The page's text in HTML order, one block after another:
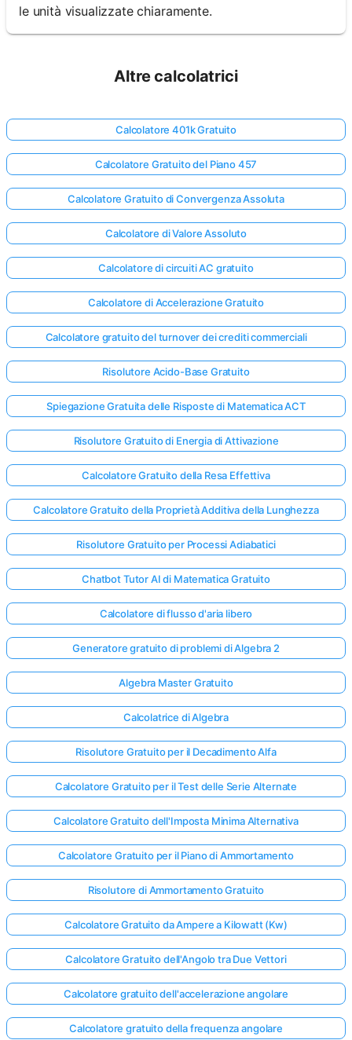
le unità visualizzate chiaramente.
Altre calcolatrici
Calcolatore 401k Gratuito
Calcolatore Gratuito del Piano 457
Calcolatore Gratuito di Convergenza Assoluta
Calcolatore di Valore Assoluto
Calcolatore di circuiti AC gratuito
Calcolatore di Accelerazione Gratuito
Calcolatore gratuito del turnover dei crediti commerciali
Risolutore Acido-Base Gratuito
Spiegazione Gratuita delle Risposte di Matematica ACT
Risolutore Gratuito di Energia di Attivazione
Calcolatore Gratuito della Resa Effettiva
Calcolatore Gratuito della Proprietà Additiva della Lunghezza
Risolutore Gratuito per Processi Adiabatici
Chatbot Tutor AI di Matematica Gratuito
Calcolatore di flusso d'aria libero
Generatore gratuito di problemi di Algebra 2
Algebra Master Gratuito
Calcolatrice di Algebra
Risolutore Gratuito per il Decadimento Alfa
Calcolatore Gratuito per il Test delle Serie Alternate
Calcolatore Gratuito dell'Imposta Minima Alternativa
Calcolatore Gratuito per il Piano di Ammortamento
Risolutore di Ammortamento Gratuito
Calcolatore Gratuito da Ampere a Kilowatt (Kw)
Calcolatore Gratuito dell'Angolo tra Due Vettori
Calcolatore gratuito dell'accelerazione angolare
Calcolatore gratuito della frequenza angolare